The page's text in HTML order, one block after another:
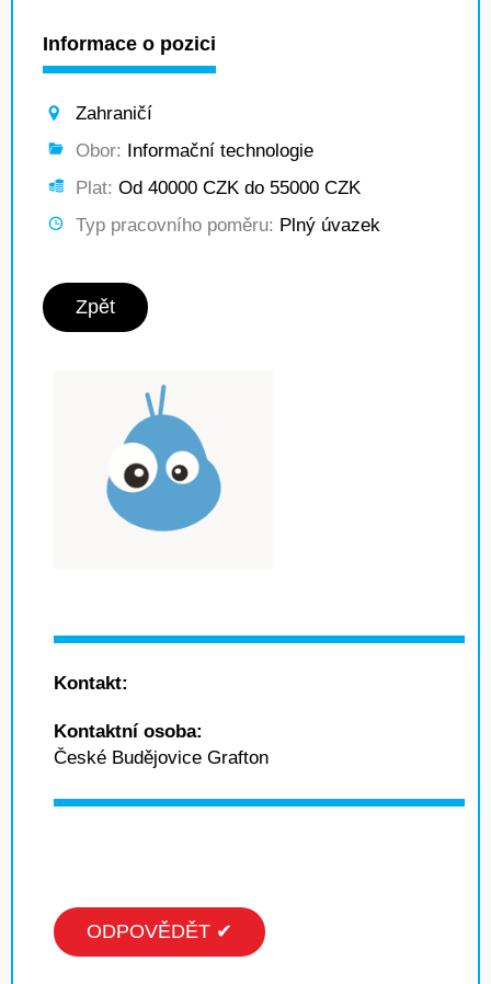
Informace o pozici
Zahraničí
Obor: Informační technologie
Plat: Od 40000 CZK do 55000 CZK
Typ pracovního poměru: Plný úvazek
Zpět
Kontakt:
Kontaktní osoba:
České Budějovice Grafton
ODPOVĚDĚT ✔